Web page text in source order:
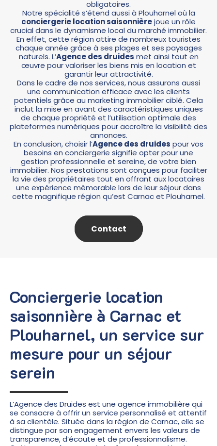
obligatoires.
Notre spécialité s’étend aussi à Plouharnel où la
conciergerie location saisonnièrejoue un rôle
crucial dans le dynamisme local du marché immobilier.
En effet, cette région attire de nombreux touristes
chaque année grâce à ses plages et ses paysages
naturels. L’Agence des druides met ainsi tout en
œuvre pour valoriser les biens mis en location et
garantir leur attractivité.
Dans le cadre de nos services, nous assurons aussi
une communication efficace avec les clients
potentiels grâce au marketing immobilier ciblé. Cela
inclut la mise en avant des caractéristiques uniques
de chaque propriété et l’utilisation optimale des
plateformes numériques pour accroître la visibilité des
annonces.
En conclusion, choisir l’Agence des druides pour vos
besoins en conciergerie signifie opter pour une
gestion professionnelle et sereine, de votre bien
immobilier. Nos prestations sont conçues pour faciliter
la vie des propriétaires tout en offrant aux locataires
une expérience mémorable lors de leur séjour dans
cette magnifique région qu’est Carnac et Plouharnel.
Contact
Conciergerie location
saisonnière à Carnac et
Plouharnel, un service sur
mesure pour un séjour
serein
L’Agence des Druides est une agence immobilière qui
se consacre à offrir un service personnalisé et attentif
à sa clientèle. Située dans la région de Carnac, elle se
distingue par son engagement envers les valeurs de
transparence, d’écoute et de professionnalisme.